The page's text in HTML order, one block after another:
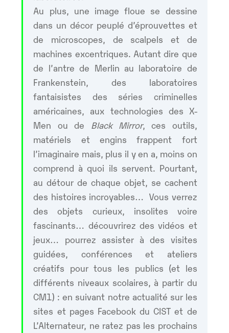
Au plus, une image floue se dessine
dans un décor peuplé d’éprouvettes et
de microscopes, de scalpels et de
machines excentriques. Autant dire que
de l’antre de Merlin au laboratoire de
Frankenstein, des laboratoires
fantaisistes des séries criminelles
américaines, aux technologies des X-
Men ou de Black Mirror, ces outils,
matériels et engins frappent fort
l’imaginaire mais, plus il y en a, moins on
comprend à quoi ils servent. Pourtant,
au détour de chaque objet, se cachent
des histoires incroyables… Vous verrez
des objets curieux, insolites voire
fascinants… découvrirez des vidéos et
jeux… pourrez assister à des visites
guidées, conférences et ateliers
créatifs pour tous les publics (et les
différents niveaux scolaires, à partir du
CM1) : en suivant notre actualité sur les
sites et pages Facebook du CIST et de
L’Alternateur, ne ratez pas les prochains